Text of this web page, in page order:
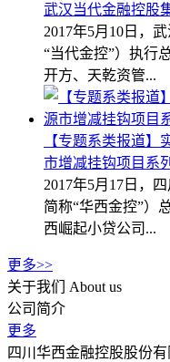
武汉当代金融控股
2017年5月10日，
“当代金控”）执行
开方、天乾资管...
【专题系类报道
市增减挂钩项目系
2017年5月17日，
简称“华西金控”）
西崛起小贷公司...
更多>>
关于我们
About us
公司简介
更多
四川华西金融控股股份